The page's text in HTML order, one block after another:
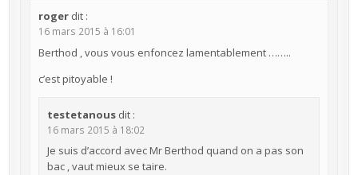
roger dit :
16 mars 2015 à 16:01
Berthod , vous vous enfoncez lamentablement ……..
c’est pitoyable !
testetanous dit :
16 mars 2015 à 18:02
Je suis d’accord avec Mr Berthod quand on a pas son
bac , vaut mieux se taire.